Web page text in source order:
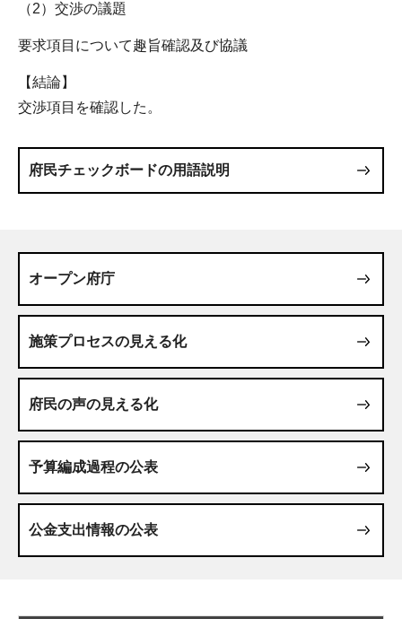
（2）交渉の議題
要求項目について趣旨確認及び協議
【結論】
交渉項目を確認した。
府民チェックボードの用語説明
オープン府庁
施策プロセスの見える化
府民の声の見える化
予算編成過程の公表
公金支出情報の公表